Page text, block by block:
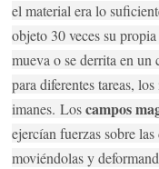
el material era lo
objeto 30 veces su
mueva o se derrita en un
para diferentes tareas,
imanes.Loscampos
ejercían fuerzas sobre
moviéndolas y